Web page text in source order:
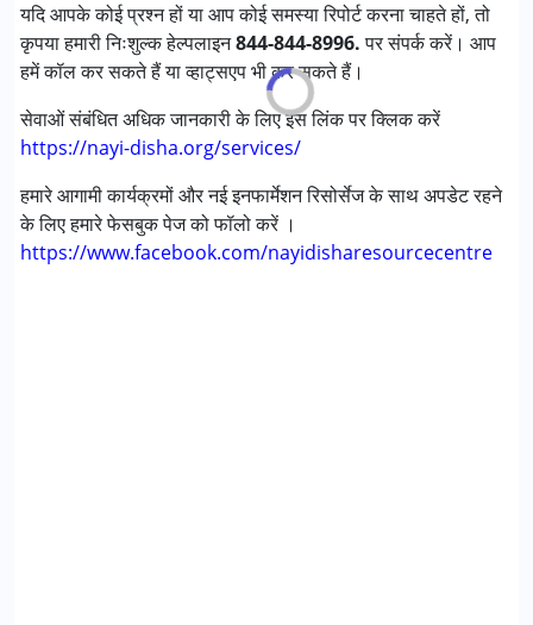
यदि आपके कोई प्रश्न हों या आप कोई समस्या रिपोर्ट करना चाहते हों, तो
कृपया हमारी निःशुल्क हेल्पलाइन844-844-8996.पर संपर्क करें। आप
हमें कॉल कर सकते हैं या व्हाट्सएप भी कर सकते हैं।
सेवाओं संबंधित अधिक जानकारी के लिए इस लिंक पर क्लिक करें
https://nayi-disha.org/services/
हमारे आगामी कार्यक्रमों और नई इनफार्मेशन रिसोर्सेज के साथ अपडेट रहने
के लिए हमारे फेसबुक पेज को फॉलो करें ।
https://www.facebook.com/nayidisharesourcecentre
ग्लोबल डेवलपमेंटल डिले (एर्लियर टर्म वाज़ एमआर)
लर्निंग डिसेबिलिटीज़ (एलडी)
मल्टिपल डिसेबिलिटीज़ (एमडी)
सेंसरी प्रोसेसिंग डिसऑर्डर (SPD)
अंडायग्नोज्ड
आयु वर्ग :0 - 5 years ,6 - 12 years ,13 - 17 years ,above 18
years
लिंगमहिला, पुरुष